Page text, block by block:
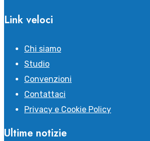
Link veloci
Chi siamo
Studio
Convenzioni
Contattaci
Privacy e Cookie Policy
Ultime notizie